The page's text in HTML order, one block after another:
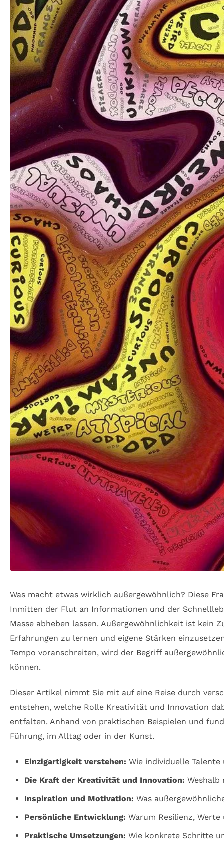
Was macht etwas wirklich außergewöhnlich? Diese
Inmitten der Flut an Informationen und der
Masse abheben lassen. Außergewöhnlichkeit ist kein
Erfahrungen zu lernen und eigene Stärken
Tempo voranschreiten, wird der Begriff
können.
Dieser Artikel nimmt Sie mit auf eine Reise durch
entstehen, welche Rolle Kreativität und Innovation
entfalten. Anhand von praktischen Beispielen und
Führung, im Alltag oder in der Kunst.
Einzigartigkeit verstehen: Wie individuelle
Die Kraft der Kreativität und Innovation: Weshalb
Inspiration und Motivation: Was
Persönliche Entwicklung: Warum Resilienz,
Praktische Umsetzungen: Wie konkrete Schritte